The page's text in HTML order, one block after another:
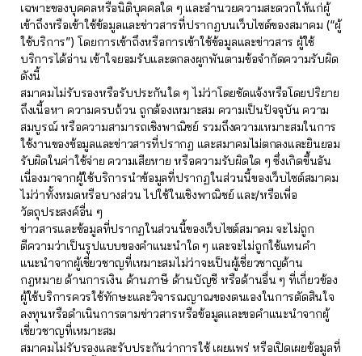
เฉพาะของบุคคลหรือนิติบุคคลใด ๆ และอำนวยความสะดวกให้แก่ผู้
เข้าถึงหรือเข้าใช้ข้อมูลและข่าวสารที่ปรากฏบนเว็บไซต์ของสมาคม (“ผู้
ใช้บริการ”) โดยการเข้าถึงหรือการเข้าใช้ข้อมูลและข่าวสาร ผู้ใช้
บริการได้อ่าน เข้าใจยอมรับและตกลงผูกพันตามข้อจำกัดความรับผิด
ดังนี้
สมาคมไม่รับรองหรือรับประกันใด ๆ ไม่ว่าโดยชัดแจ้งหรือโดยปริยาย
ถึงเนื้อหา ความครบถ้วน ถูกต้องเหมาะสม ความเป็นปัจจุบัน ความ
สมบูรณ์ หรือความสามารถเชิงพาณิชย์ รวมถึงความเหมาะสมในการ
ใช้งานของข้อมูลและข่าวสารที่ปรากฏ และสมาคมไม่ตกลงและยินยอม
รับผิดในค่าใช้จ่าย ความเสียหาย หรือความรับผิดใด ๆ ซึ่งเกิดขึ้นอัน
เนื่องมาจากผู้ใช้บริการนำข้อมูลที่ปรากฏในส่วนนี้ของเว็บไซต์สมาคม
ไม่ว่าทั้งหมดหรือบางส่วน ไปใช้ในเชิงพาณิชย์ และ/หรือเพื่อ
วัตถุประสงค์อื่น ๆ
ข่าวสารและข้อมูลที่ปรากฏในส่วนนี้ของเว็บไซต์สมาคม จะไม่ถูก
ตีความว่าเป็นรูปแบบของคำแนะนำใด ๆ และจะไม่ถูกใช้แทนคำ
แนะนำจากผู้เชี่ยวชาญที่เหมาะสมไม่ว่าจะเป็นผู้เชี่ยวชาญด้าน
กฎหมาย ด้านการเงิน ด้านภาษี ด้านบัญชี หรือด้านอื่น ๆ ที่เกี่ยวข้อง
ผู้ใช้บริการควรใช้ทักษะและวิจารณญาณของตนเองในการตัดสินใจ
ลงทุนหรือดำเนินการตามข่าวสารหรือข้อมูลและขอคำแนะนำจากผู้
เชี่ยวชาญที่เหมาะสม
สมาคมไม่รับรองและรับประกันว่าการใช้ เผยแพร่ หรือเปิดเผยข้อมูลที่